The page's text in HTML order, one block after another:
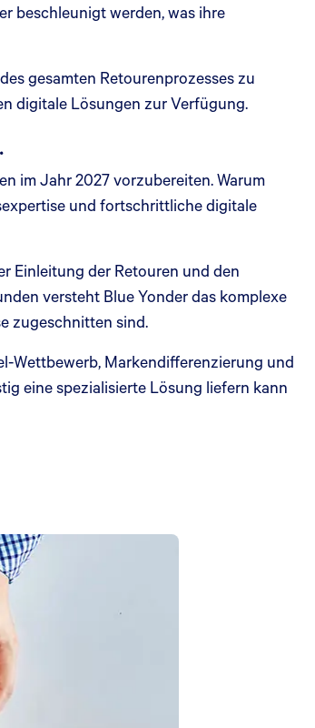
beschleunigt werden, was ihre
gesamten Retourenprozesses zu
digitale Lösungen zur Verfügung.
im Jahr 2027 vorzubereiten. Warum
und fortschrittliche digitale
Einleitung der Retouren und den
versteht Blue Yonder das komplexe
zugeschnitten sind.
Wettbewerb, Markendifferenzierung und
eine spezialisierte Lösung liefern kann